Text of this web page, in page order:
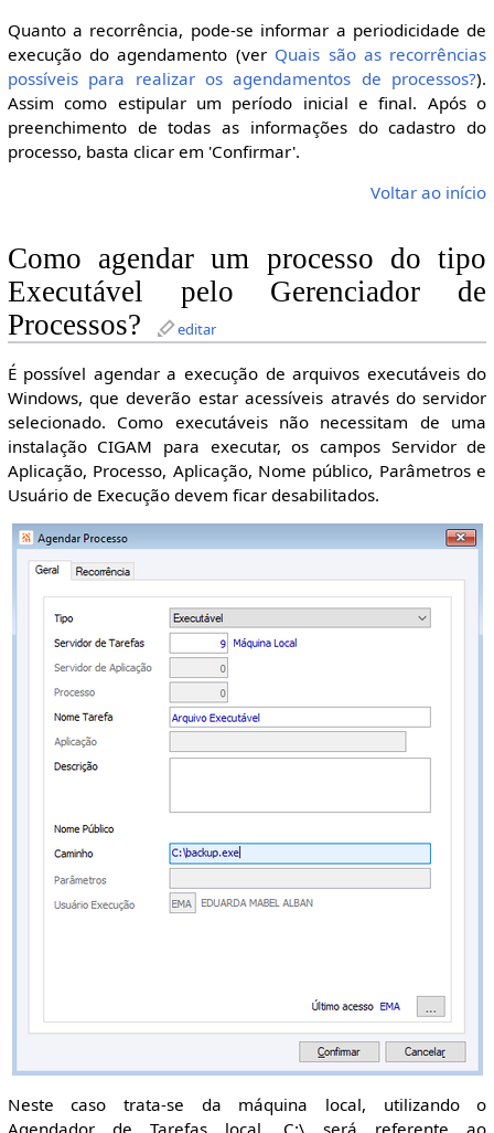
Quanto a recorrência, pode-se informar a periodicidade de
execução do agendamento (ver Quais são as recorrências
possíveis para realizar os agendamentos de processos?).
Assim como estipular um período inicial e final. Após o
preenchimento de todas as informações do cadastro do
processo, basta clicar em 'Confirmar'.
Voltar ao início
Como agendar um processo do tipo
Executável pelo Gerenciador de
Processos?
editar
É possível agendar a execução de arquivos executáveis do
Windows, que deverão estar acessíveis através do servidor
selecionado. Como executáveis não necessitam de uma
instalação CIGAM para executar, os campos Servidor de
Aplicação, Processo, Aplicação, Nome público, Parâmetros e
Usuário de Execução devem ficar desabilitados.
Neste caso trata-se da máquina local, utilizando o
Agendador de Tarefas local, C:\ será referente ao